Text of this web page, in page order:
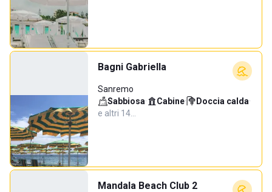
Bagni Gabriella
Sanremo
Sabbiosa· Cabine· Doccia calda·
e altri 14…
Mandala Beach Club 2